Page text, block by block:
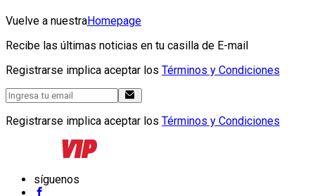
Vuelve a nuestraHomepage
Recibe las últimas noticias en tu casilla de E-mail
Registrarse implica aceptar los Términos y Condiciones
Registrarse implica aceptar los Términos y Condiciones
síguenos